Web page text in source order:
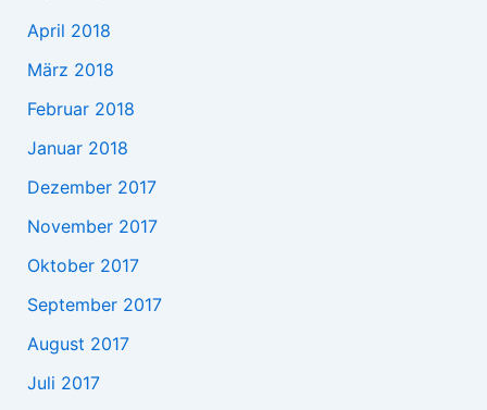
April 2018
März 2018
Februar 2018
Januar 2018
Dezember 2017
November 2017
Oktober 2017
September 2017
August 2017
Juli 2017